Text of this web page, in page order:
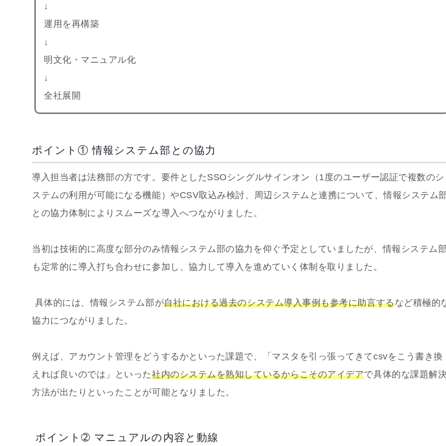
↓
運用を再構築
↓
明文化・マニュアル化
↓
全社展開
ポイント① 情報システム部との協力
導入担当者は法務部の方です。要件としたSSOシングルサインオン（1度のユーザー認証で複数のシ
ステムの利用が可能になる機能）やCSV取込み検討、周辺システムと連携について、情報システム
との協力体制によりスムーズな導入へつながりました。
当初は技術的に高度な部分のみ情報システム部の協力を仰ぐ予定としていましたが、情報システム
も定常的に導入打ち合わせに参加し、協力して導入を進めていく体制を取りました。
具体的には、情報システム部が自社における過去のシステム導入事例も参考に助言するなど積極的
協力につながりました。
例えば、アカウント管理をどうするかといった課題で、「マスタを引っ張ってきてcsvをこう書き換
えれば良いのでは」といった社内のシステムを熟知しているからこそのアイデアで具体的な課題解
方法が出たりといったことが可能となりました。
ポイント➁ マニュアルの内容と動線